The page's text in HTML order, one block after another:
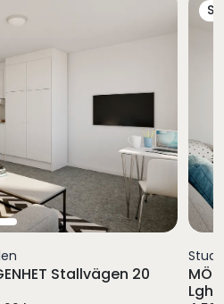
Stallvägen 20
Lgh